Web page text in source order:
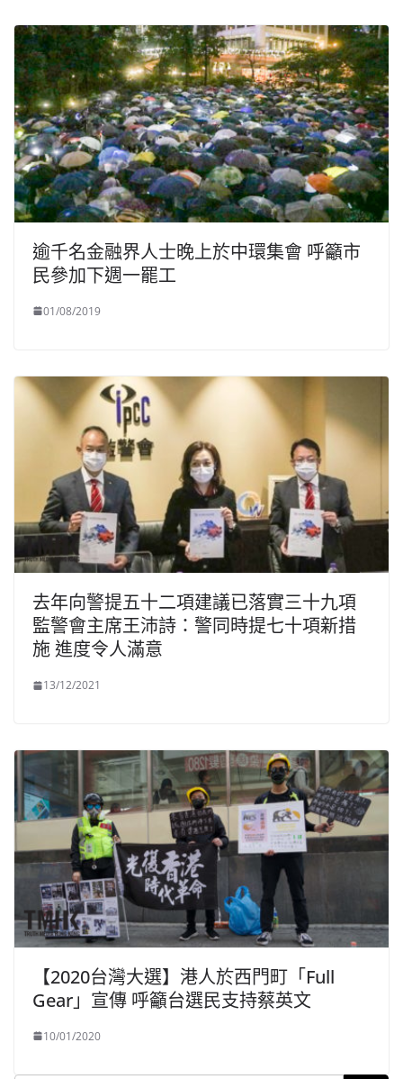
逾千名金融界人士晚上於中環集會 呼籲市
民參加下週一罷工
01/08/2019
去年向警提五十二項建議已落實三十九項
監警會主席王沛詩：警同時提七十項新措
施 進度令人滿意
13/12/2021
【2020台灣大選】港人於西門町「Full
Gear」宣傳 呼籲台選民支持蔡英文
10/01/2020